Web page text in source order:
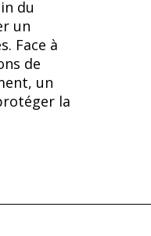
du
un
Face à
de
un
la